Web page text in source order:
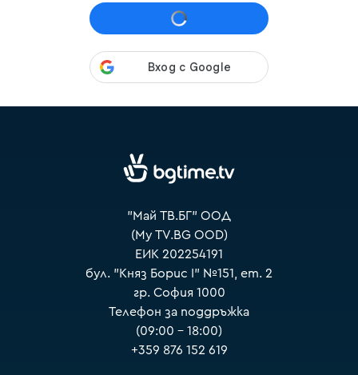
"Май ТВ.БГ" ООД
(My TV.BG OOD)
ЕИК 202254191
бул. "Княз Борис I" №151, ет. 2
гр. София 1000
Телефон за поддръжка
(09:00 – 18:00)
+359 876 152 619